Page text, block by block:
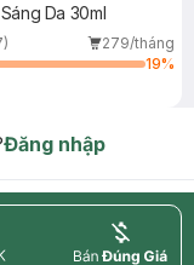
Da 30ml
279/tháng
19%
Đăng nhập